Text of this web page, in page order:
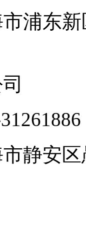
市浦东新
市静安区